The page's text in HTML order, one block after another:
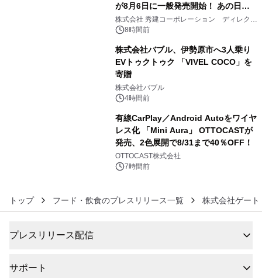
が8月6日に一般発売開始！ あの日の
大興奮が今甦る
株式会社 秀建コーポレーション ディレクト
アートギャラリー
8時間前
株式会社バブル、伊勢原市へ3人乗り
EVトゥクトゥク 「VIVEL COCO」を
寄贈
株式会社バブル
4時間前
有線CarPlay／Android Autoをワイヤ
レス化 「Mini Aura」 OTTOCASTが
発売、2色展開で8/31まで40％OFF！
OTTOCAST株式会社
7時間前
トップ フード・飲食のプレスリリース一覧 株式会社ゲート
プレスリリース配信
サポート